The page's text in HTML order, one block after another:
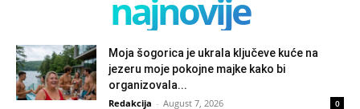
najnovije
Moja šogorica je ukrala ključeve kuće na
jezeru moje pokojne majke kako bi
organizovala...
Redakcija - August 7, 2026 0